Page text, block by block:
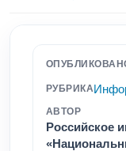
РУБРИКА
АВТОР
Российское